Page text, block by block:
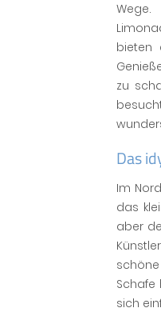
Wege.
bieten
zu
Das
Im
das
aber
Schafe
sich